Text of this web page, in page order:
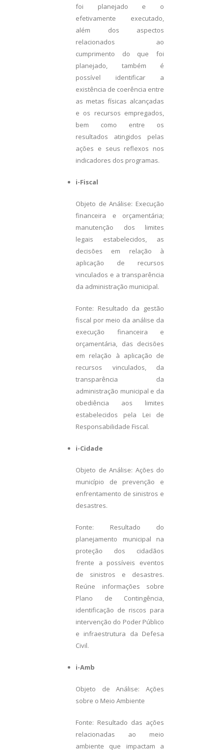
foi planejado e o
efetivamente executado,
além dos aspectos
relacionados ao
cumprimento do que foi
planejado, também é
possível identificar a
existência de coerência entre
as metas físicas alcançadas
e os recursos empregados,
bem como entre os
resultados atingidos pelas
ações e seus reflexos nos
indicadores dos programas.
i-Fiscal
Objeto de Análise: Execução
financeira e orçamentária;
manutenção dos limites
legais estabelecidos, as
decisões em relação à
aplicação de recursos
vinculados e a transparência
da administração municipal.
Fonte: Resultado da gestão
fiscal por meio da análise da
execução financeira e
orçamentária, das decisões
em relação à aplicação de
recursos vinculados, da
transparência da
administração municipal e da
obediência aos limites
estabelecidos pela Lei de
Responsabilidade Fiscal.
i-Cidade
Objeto de Análise: Ações do
município de prevenção e
enfrentamento de sinistros e
desastres.
Fonte: Resultado do
planejamento municipal na
proteção dos cidadãos
frente a possíveis eventos
de sinistros e desastres.
Reúne informações sobre
Plano de Contingência,
identificação de riscos para
intervenção do Poder Público
e infraestrutura da Defesa
Civil.
i-Amb
Objeto de Análise: Ações
sobre o Meio Ambiente
Fonte: Resultado das ações
relacionadas ao meio
ambiente que impactam a